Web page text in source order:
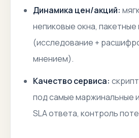
Динамика цен/акций:
непиковые окна,
(исследование +
мнением).
Качество сервиса:
под самые маржинальные
SLA ответа, контроль